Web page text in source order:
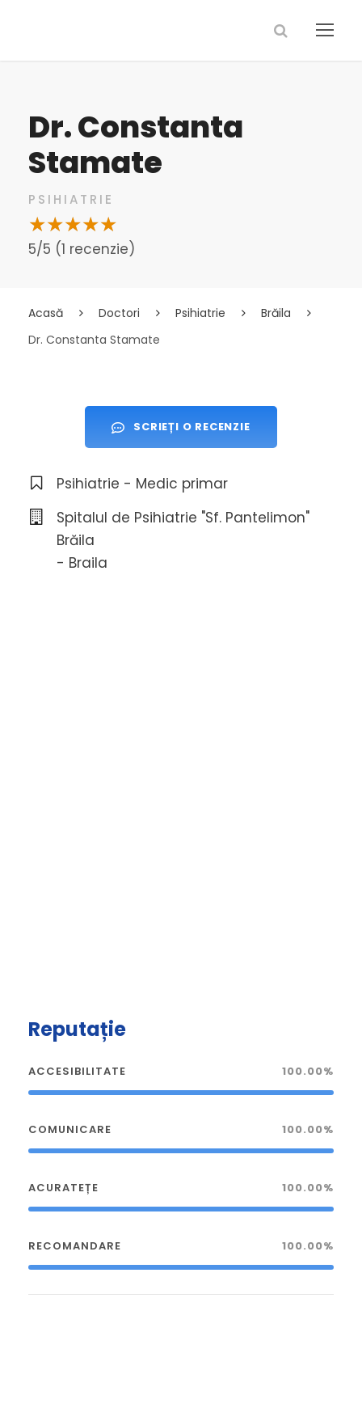
Dr. Constanta
Stamate
PSIHIATRIE
5/5 (1 recenzie)
Acasă Doctori Psihiatrie
Brăila
Dr. Constanta Stamate
SCRIEȚI O RECENZIE
Psihiatrie - Medic primar
Spitalul de Psihiatrie "Sf. Pantelimon"
Brăila
- Braila
Reputație
ACCESIBILITATE 100.00%
COMUNICARE 100.00%
ACURATEȚE 100.00%
RECOMANDARE 100.00%